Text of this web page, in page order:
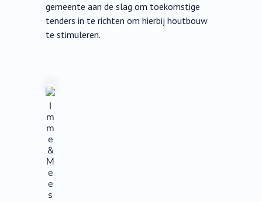
gemeente aan de slag om toekomstige
tenders in te richten om hierbij houtbouw
te stimuleren.
I
m
m
e
&
M
e
e
s